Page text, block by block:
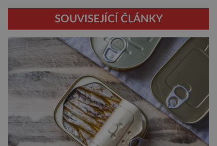
SOUVISEJÍCÍ ČLÁNKY